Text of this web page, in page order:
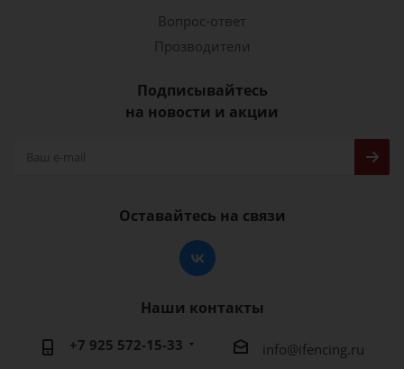
Вопрос-ответ
Прозводители
Подписывайтесь
на новости и акции
Оставайтесь на связи
Наши контакты
+7 925 572-15-33 info@ifencing.ru